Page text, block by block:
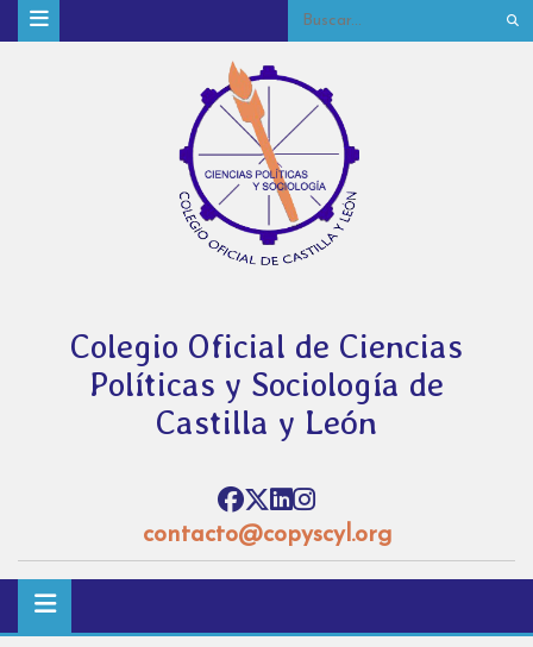
Colegio Oficial de Ciencias
Políticas y Sociología de
Castilla y León
contacto@copyscyl.org